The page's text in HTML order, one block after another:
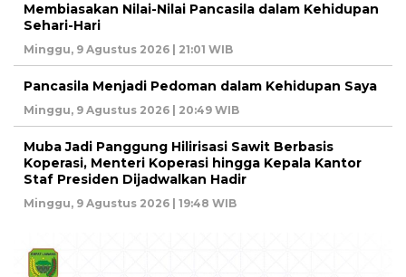
Membiasakan Nilai-Nilai Pancasila dalam Kehidupan
Sehari-Hari
Minggu, 9 Agustus 2026 | 21:01 WIB
Pancasila Menjadi Pedoman dalam Kehidupan Saya
Minggu, 9 Agustus 2026 | 20:49 WIB
Muba Jadi Panggung Hilirisasi Sawit Berbasis
Koperasi, Menteri Koperasi hingga Kepala Kantor
Staf Presiden Dijadwalkan Hadir
Minggu, 9 Agustus 2026 | 19:48 WIB